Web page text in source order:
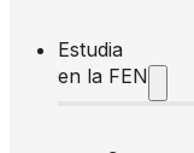
Estudia
en la FEN